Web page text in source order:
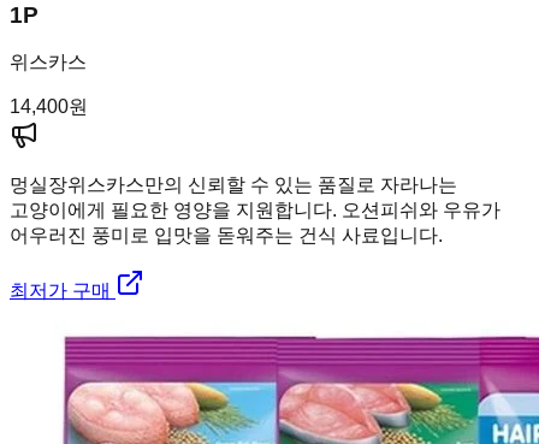
1P
위스카스
14,400원
멍실장위스카스만의 신뢰할 수 있는 품질로 자라나는
고양이에게 필요한 영양을 지원합니다. 오션피쉬와 우유가
어우러진 풍미로 입맛을 돋워주는 건식 사료입니다.
최저가 구매